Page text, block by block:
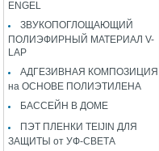
ENGEL
ЗВУКОПОГЛОЩАЮЩИЙ
ПОЛИЭФИРНЫЙ МАТЕРИАЛ V-
LAP
АДГЕЗИВНАЯ КОМПОЗИЦИЯ
на ОСНОВЕ ПОЛИЭТИЛЕНА
БАССЕЙН В ДОМЕ
ПЭТ ПЛЕНКИ TEIJIN ДЛЯ
ЗАЩИТЫ от УФ-СВЕТА